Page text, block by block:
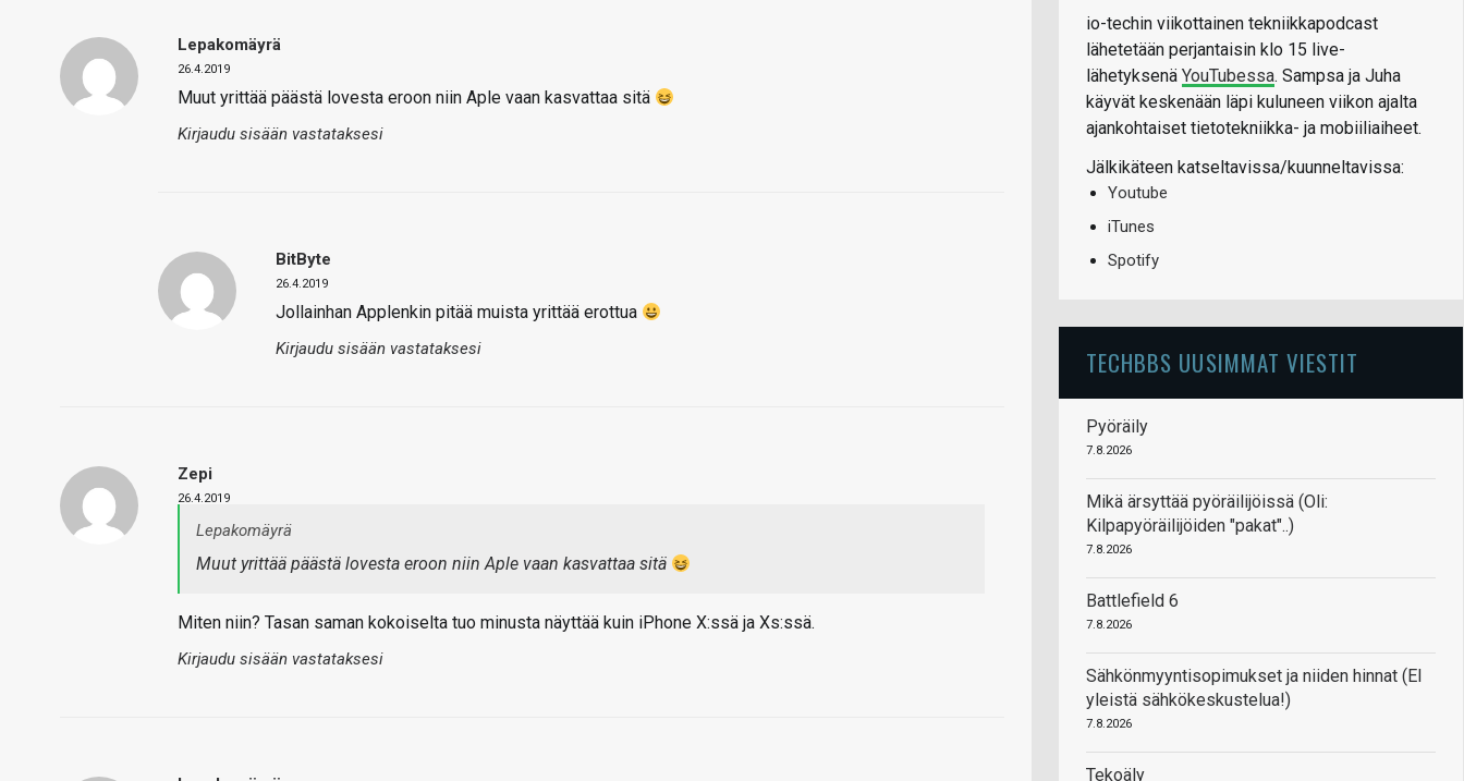
Lepakomäyrä
26.4.2019
Muut yrittää päästä lovesta eroon niin Aple vaan kasvattaa sitä
Kirjaudu sisään vastataksesi
BitByte
26.4.2019
Jollainhan Applenkin pitää muista yrittää erottua
Kirjaudu sisään vastataksesi
Zepi
26.4.2019
Lepakomäyrä
Muut yrittää päästä lovesta eroon niin Aple vaan kasvattaa sitä
Miten niin? Tasan saman kokoiselta tuo minusta näyttää kuin iPhone X:ssä ja Xs:ssä.
Kirjaudu sisään vastataksesi
io-techin viikottainen tekniikkapodcast
lähetetään perjantaisin klo 15 live-
lähetyksenä YouTubessa. Sampsa ja Juha
käyvät keskenään läpi kuluneen viikon ajalta
ajankohtaiset tietotekniikka- ja mobiiliaiheet.
Jälkikäteen katseltavissa/kuunneltavissa:
Youtube
iTunes
Spotify
TECHBBS UUSIMMAT VIESTIT
Pyöräily
7.8.2026
Mikä ärsyttää pyöräilijöissä (Oli:
Kilpapyöräilijöiden "pakat"..)
7.8.2026
Battlefield 6
7.8.2026
Sähkönmyyntisopimukset ja niiden hinnat (EI
yleistä sähkökeskustelua!)
7.8.2026
Tekoäly